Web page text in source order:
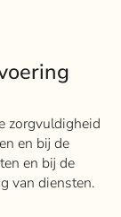
zorgvuldigheid
en bij de
en bij de
van diensten.